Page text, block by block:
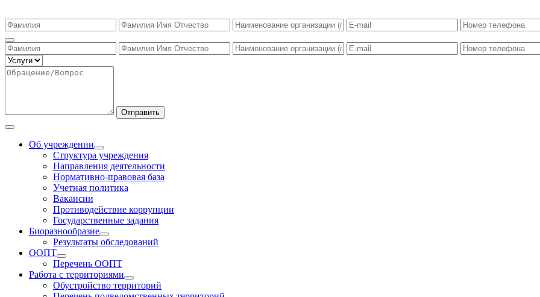
Отправить
Об учреждении
Структура учреждения
Направления деятельности
Нормативно-правовая база
Учетная политика
Вакансии
Противодействие коррупции
Государственные задания
Биоразнообразие
Результаты обследований
ООПТ
Перечень ООПТ
Работа с территориями
Обустройство территорий